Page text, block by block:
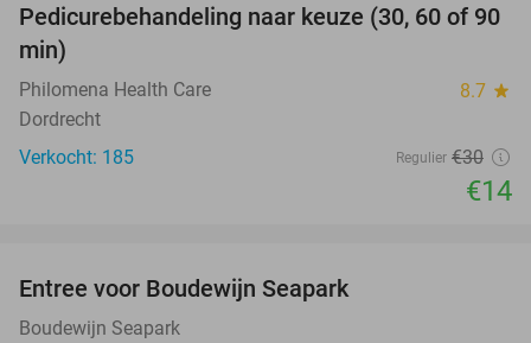
53%
Pedicurebehandeling naar keuze (30, 60 of 90
min)
Philomena Health Care 8.7 star
Dordrecht
Verkocht: 185
Regulier €30
€14
Entree voor Boudewijn Seapark
Boudewijn Seapark